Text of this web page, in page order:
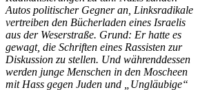
Autos politischer Gegner an, Linksradikale
vertreiben den Bücherladen eines Israelis
aus der Weserstraße. Grund: Er hatte es
gewagt, die Schriften eines Rassisten zur
Diskussion zu stellen. Und währenddessen
werden junge Menschen in den Moscheen
mit Hass gegen Juden und „Ungläubige“